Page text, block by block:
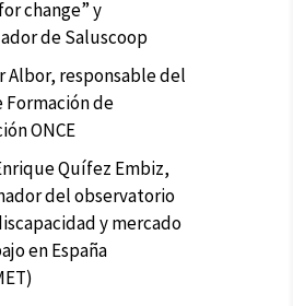
change” y
de Saluscoop
Albor, responsable del
Formación de
ONCE
Quífez Embiz,
del observatorio
y mercado
en España